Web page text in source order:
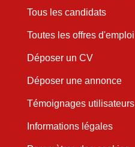
Tous les candidats
Toutes les offres d'emploi
Déposer un CV
Déposer une annonce
Témoignages utilisateurs
Informations légales